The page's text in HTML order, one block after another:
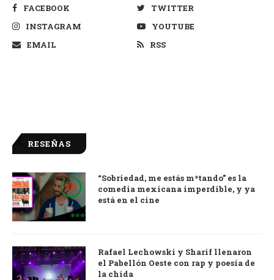
FACEBOOK
TWITTER
INSTAGRAM
YOUTUBE
EMAIL
RSS
RESEÑAS
9.0
“Sobriedad, me estás m*tando” es la
comedia mexicana imperdible, y ya
está en el cine
Rafael Lechowski y Sharif llenaron
el Pabellón Oeste con rap y poesía de
la chida